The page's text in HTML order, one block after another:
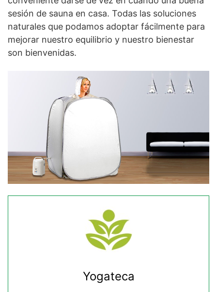
sesión de sauna en casa. Todas las soluciones
naturales que podamos adoptar fácilmente para
mejorar nuestro equilibrio y nuestro bienestar
son bienvenidas.
Yogateca